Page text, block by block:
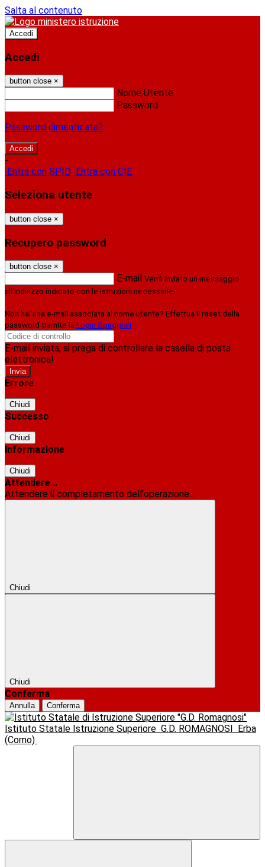
Salta al contenuto
Accedi
Accedi
button close ×
Nome Utente
Password
Password dimenticata?
-
Entra con SPID Entra con CIE
Seleziona utente
button close ×
Recupero password
button close ×
E-mail Verrà inviato un messaggio
all'indirizzo indicato con le istruzioni necessarie.
Non hai una e-mail associata al nome utente? Effettua il reset della
password tramite la Login Spaggiari
E-mail inviata, si prega di controllare la casella di posta
elettronica!
Errore
Chiudi
Successo
Chiudi
Informazione
Chiudi
Attendere...
Attendere il completamento dell'operazione...
Chiudi
Chiudi
Conferma
Annulla Conferma
Istituto Statale Istruzione Superiore G.D. ROMAGNOSI
Erba
(Como)